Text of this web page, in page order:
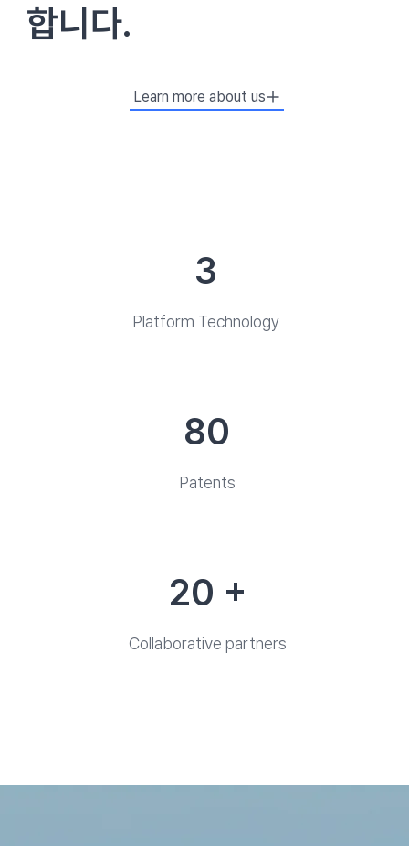
합니다.
Learn more about us
3
Platform Technology
80
Patents
20 +
Collaborative partners